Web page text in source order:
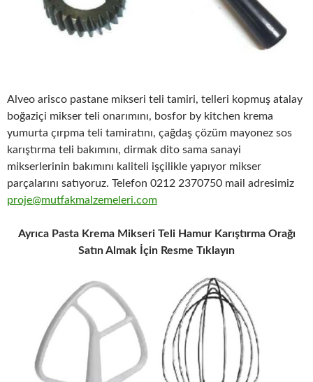
Alveo arisco pastane mikseri teli tamiri, telleri kopmuş atalay
boğaziçi mikser teli onarımını, bosfor by kitchen krema
yumurta çırpma teli tamiratını, çağdaş çözüm mayonez sos
karıştırma teli bakımını, dirmak dito sama sanayi
mikserlerinin bakımını kaliteli işçilikle yapıyor mikser
parçalarını satıyoruz. Telefon 0212 2370750 mail adresimiz
proje@mutfakmalzemeleri.com
Ayrıca Pasta Krema Mikseri Teli Hamur Karıştırma Orağı
Satın Almak İçin Resme Tıklayın